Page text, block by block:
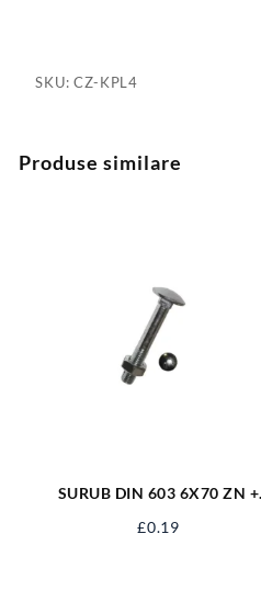
SKU: CZ-KPL4
Produse similare
SURUB DIN 603 6X70 ZN +
£0.19